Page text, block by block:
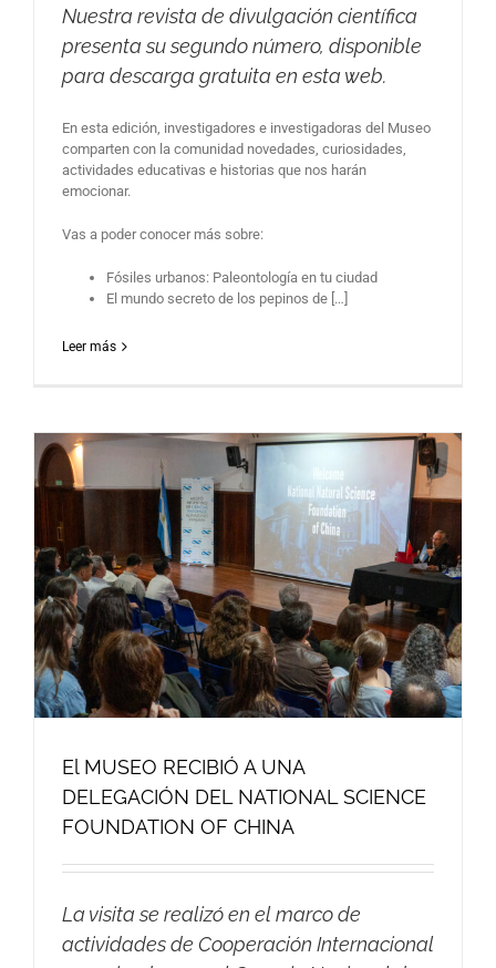
Nuestra revista de divulgación científica
presenta su segundo número, disponible
para descarga gratuita en esta web.
En esta edición, investigadores e investigadoras del Museo
comparten con la comunidad novedades, curiosidades,
actividades educativas e historias que nos harán
emocionar.
Vas a poder conocer más sobre:
Fósiles urbanos: Paleontología en tu ciudad
El mundo secreto de los pepinos de […]
Leer más
El MUSEO RECIBIÓ A UNA
DELEGACIÓN DEL NATIONAL SCIENCE
FOUNDATION OF CHINA
La visita se realizó en el marco de
actividades de Cooperación Internacional